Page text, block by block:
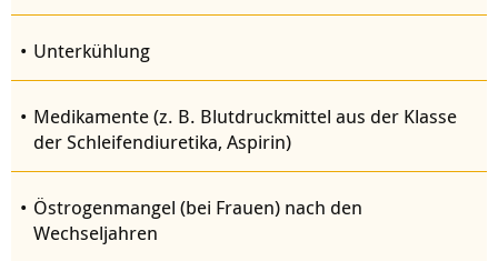
Unterkühlung
Medikamente (z. B. Blutdruckmittel aus der Klasse
der Schleifendiuretika, Aspirin)
Östrogenmangel (bei Frauen) nach den
Wechseljahren